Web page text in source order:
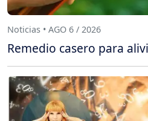
Noticias • AGO 6 / 2026
Remedio casero para